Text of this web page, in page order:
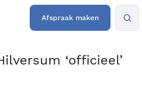
Afspraak maken
‘officieel’